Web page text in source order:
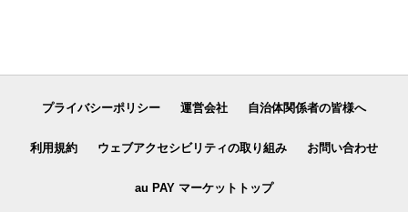
プライバシーポリシー 運営会社 自治体関係者の皆様へ
利用規約 ウェブアクセシビリティの取り組み お問い合わせ
au PAY マーケットトップ